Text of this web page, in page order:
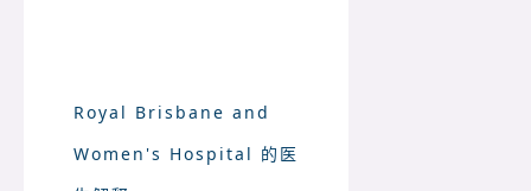
Royal Brisbane and
Women's Hospital 的医